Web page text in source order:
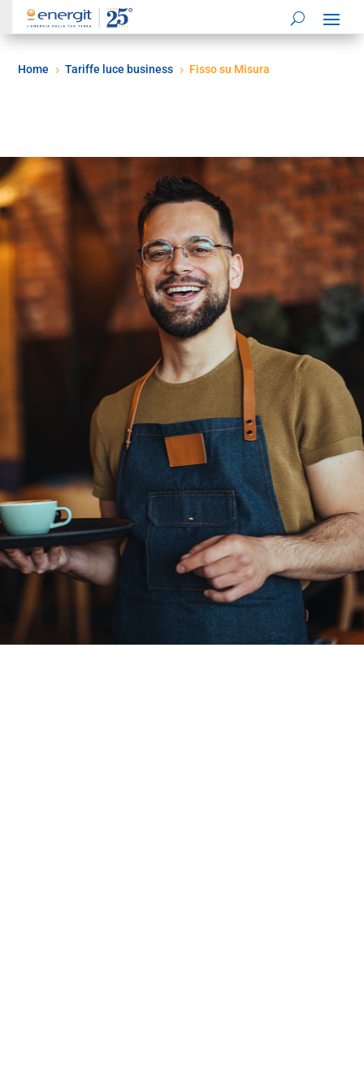
Home 5 Tariffe luce business 5 Fisso su Misura